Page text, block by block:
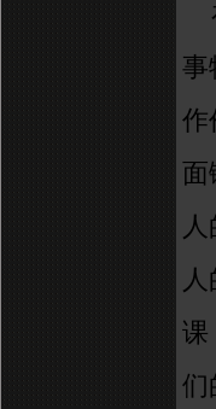
事
作
面
人
课
们